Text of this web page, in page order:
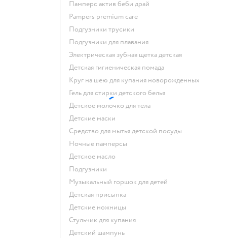
памперс актив беби драй
pampers premium care
подгузники трусики
подгузники для плавания
электрическая зубная щетка детская
детская гигиеническая помада
круг на шею для купания новорожденных
гель для стирки детского белья
детское молочко для тела
детские маски
средство для мытья детской посуды
ночные памперсы
детское масло
подгузники
музыкальный горшок для детей
детская присыпка
детские ножницы
стульчик для купания
детский шампунь